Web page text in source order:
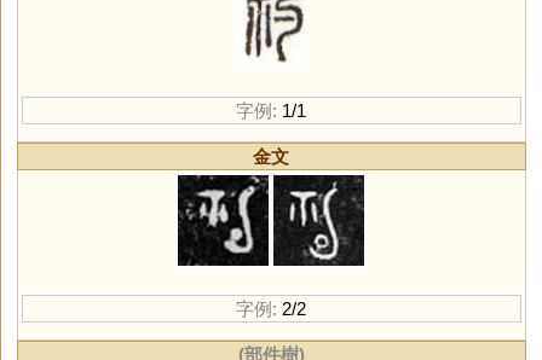
字例: 1/1
金文
字例: 2/2
(部件樹)